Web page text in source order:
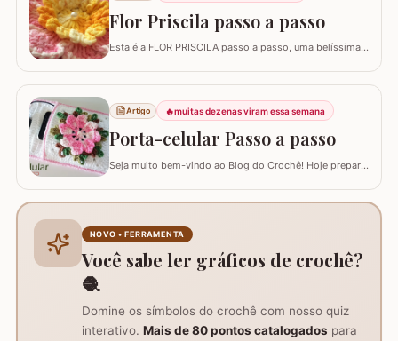
Flor Priscila passo a passo
Esta é a FLOR PRISCILA passo a passo, uma belíssima
vai valorizar seus trabalhos. Barbante barroco
R
Artigo 🔥muitas dezenas viram essa semana
Porta-celular Passo a passo
Seja muito bem-vindo ao Blog do Crochê! Hoje preparei
carregador dentro da bolsa, ele funciona como um
suporte inteligente na hora de carregar seu…
NOVO • FERRAMENTA
Você sabe ler gráficos de crochê?
🧶
Domine os símbolos do crochê com nosso quiz
interativo. Mais de 80 pontos catalogados para